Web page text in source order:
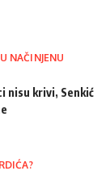
NAČINJENU
nisu krivi, Senkić